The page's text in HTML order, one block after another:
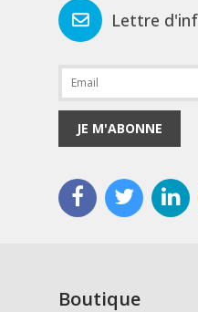
Lettre
JE M'ABONNE
Boutique